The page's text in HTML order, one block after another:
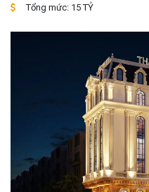
Tổng mức: 15 TỶ